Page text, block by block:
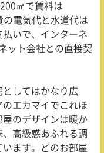
㎡で賃料は
電気代と水道代は
いで、インターネ
ット会社との直接契
としてはかなり広
エカマイでこれほ
のデザインは暖か
高級感あふれる調
ます。どのお部屋